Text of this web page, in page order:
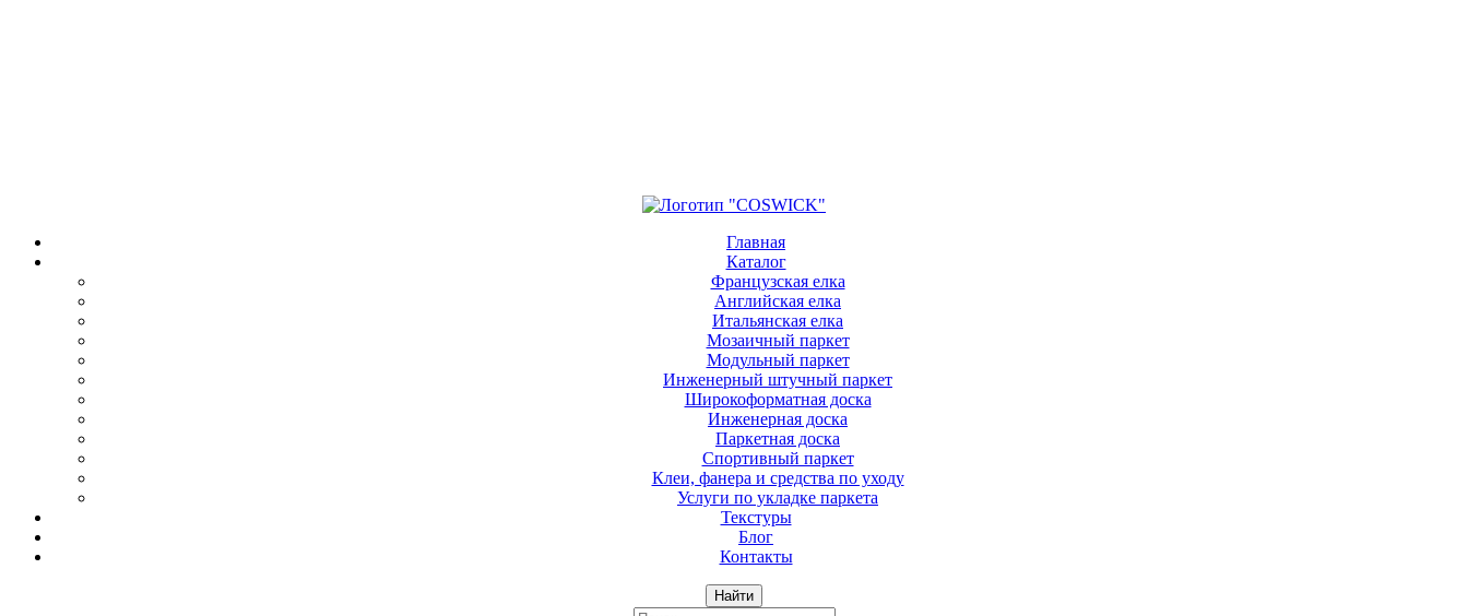
Главная
Каталог
Французская елка
Английская елка
Итальянская елка
Мозаичный паркет
Модульный паркет
Инженерный штучный паркет
Широкоформатная доска
Инженерная доска
Паркетная доска
Спортивный паркет
Клеи, фанера и средства по уходу
Услуги по укладке паркета
Текстуры
Блог
Контакты
Найти